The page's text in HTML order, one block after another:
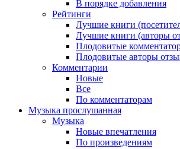
В порядке добавления
Рейтинги
Лучшие книги
Лучшие книги (авторы
Плодовитые
Плодовитые авторы
Комментарии
Новые
Все
По комментаторам
Музыка прослушанная
Музыка
Новые впечатления
По произведениям